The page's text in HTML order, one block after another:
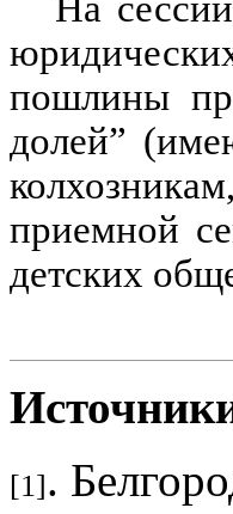
пошлины
долей”
приемной
детских
[1].